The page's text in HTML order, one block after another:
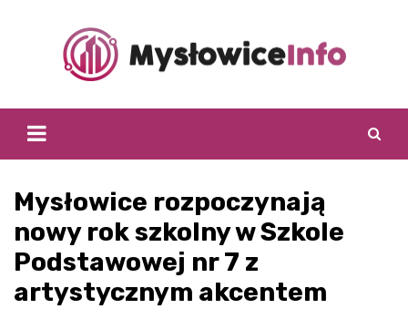
Mysłowice rozpoczynają
nowy rok szkolny w Szkole
Podstawowej nr 7 z
artystycznym akcentem